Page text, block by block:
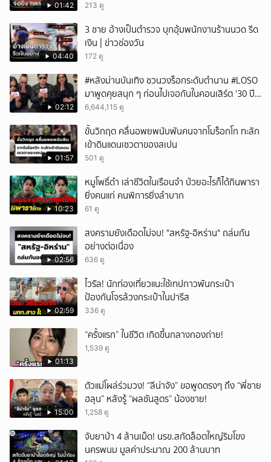
01:42 213 ดู
04:40
3 ชาย อ้างเป็นตำรวจ บุกอุ้มพนักงานร้านนวด รีด
เงิน | ข่าวช่องวัน
172 ดู
02:12
#หลังม่านบันเทิง ชวนวงร็อกระดับตำนาน #LOSO
มาพูดคุยสนุก ๆ ก่อนไปเจอกันในคอนเสิร์ต '30 ปี
LOSO นานเท่าไรก็รอ'
6,644,115 ดู
01:57
ขั้นวิกฤต คลื่นอพยพนับพันคนจากโมร็อกโก ทะลัก
เข้าดินแดนเซวตาของสเปน
501 ดู
10:23
หมูโพธิ์ดำ เล่าชีวิตในเรือนจำ ป่วยอะไรก็ได้กินพารา
ยิ่งคนแก่ คนพิการยิ่งลำบาก
61 ดู
02:56
สงครามยังเดือดไม่จบ! "สหรัฐ-อิหร่าน" ถล่มกัน
อย่างต่อเนื่อง
636 ดู
02:59
ไวรัล! นักท่องเที่ยวแนะใช้เทปกาวพันกระเป๋า
ป้องกันโจรล้วงกระเป๋าในปารีส
336 ดู
01:13
“ครั้งแรก” ในชีวิต เกิดขึ้นกลางกองถ่าย!
1,539 ดู
15:00
ตัวแม่โผล่ร่วมวง! “ลีน่าจัง” ขอพูดตรงๆ ถึง “พี่ชาย
ฮลุน” หลังรู้ “ผลชันสูตร” น้องชาย!
1,258 ดู
จับยาบ้า 4 ล้านเม็ด! นรข.สกัดล็อตใหญ่ริมโขง
นครพนม มูลค่าประมาณ 200 ล้านบาท